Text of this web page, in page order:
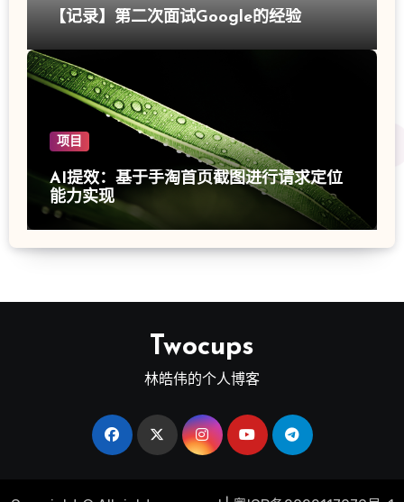
【记录】第二次面试Google的经验
项目
AI提效：基于手淘首页截图进行请求定位
能力实现
Twocups
林皓伟的个人博客